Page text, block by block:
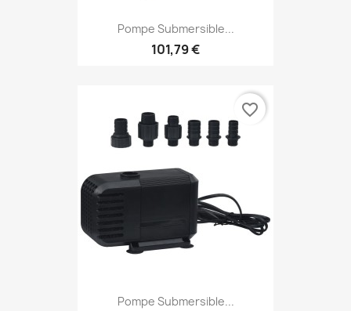
Pompe Submersible...
101,79 €
Pompe Submersible...
favorite_border